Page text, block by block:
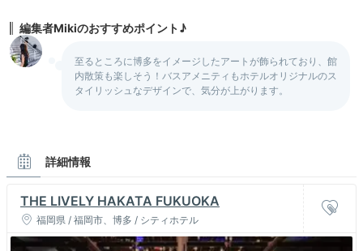
編集者Mikiのおすすめポイント♪
至るところに博多をイメージしたアートが飾られており、館
内散策も楽しそう！バスアメニティもホテルオリジナルのス
タイリッシュなデザインで、気分が上がります。
詳細情報
THE LIVELY HAKATA FUKUOKA
福岡県 / 福岡市、博多 / シティホテル